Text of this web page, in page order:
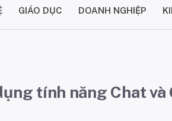
GIÁO DỤC DOANH NGHIỆP
tính năng Chat